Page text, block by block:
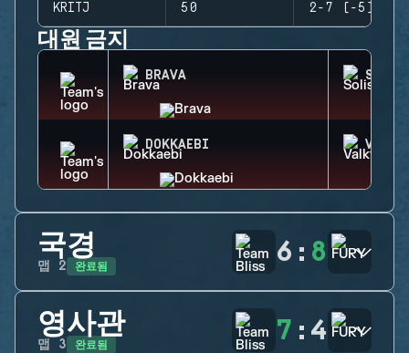
KRITJ 50 2-7 (-5)
대원 금지
BRAVA SOLIS
DOKKAEBI
국경
맵 2 완료됨 6 : 8
영사관
맵 3 완료됨 7 : 4